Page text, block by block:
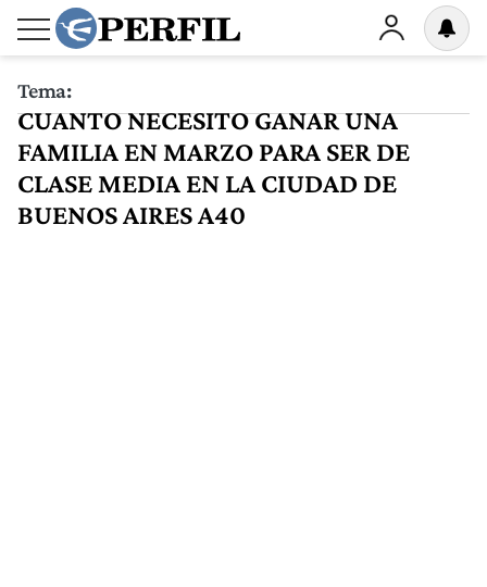
Tema:
CUANTO NECESITO GANAR UNA
FAMILIA EN MARZO PARA SER DE
CLASE MEDIA EN LA CIUDAD DE
BUENOS AIRES A40